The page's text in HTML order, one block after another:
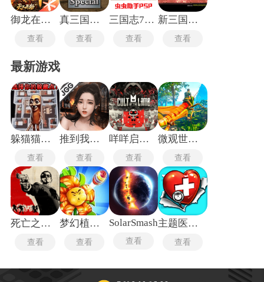
御龙在天手游
查看
真三国无双4
查看
三国志7单机版
查看
新三国志英杰传刘备传
查看
最新游戏
躲猫猫行动手机版
查看
推到我总裁
查看
咩咩启示录安卓版
查看
微观世界生存
查看
死亡之屋2重制版
查看
梦幻植物城
查看
SolarSmash
查看
主题医院单机版
查看